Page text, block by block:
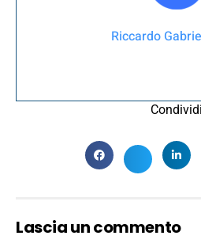
Riccardo
Condividi
Lascia un commento